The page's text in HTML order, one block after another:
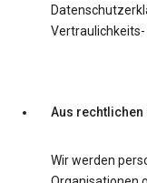
Aus rechtlichen
Wir werden